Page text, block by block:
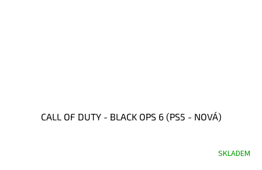
CALL OF DUTY - BLACK OPS 6 (PS5 - NOVÁ)
SKLADEM